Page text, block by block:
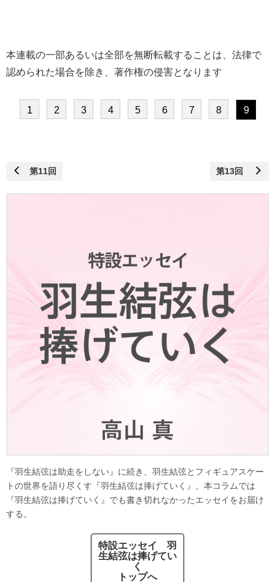
本連載の一部あるいは全部を無断転載することは、法律で
認められた場合を除き、著作権の侵害となります
1 2 3 4 5 6 7 8 9
第11回 第13回
『羽生結弦は助走をしない』に続き、羽生結弦とフィギュアスケー
トの世界を語り尽くす『羽生結弦は捧げていく』。本コラムでは
『羽生結弦は捧げていく』でも書き切れなかったエッセイをお届け
する。
特設エッセイ 羽
生結弦は捧げてい
く
トップへ